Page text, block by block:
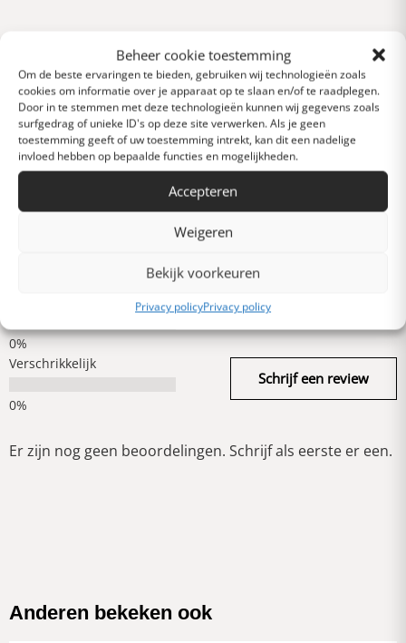
Beheer cookie toestemming
Om de beste ervaringen te bieden, gebruiken wij technologieën zoals
cookies om informatie over je apparaat op te slaan en/of te raadplegen.
Door in te stemmen met deze technologieën kunnen wij gegevens zoals
surfgedrag of unieke ID's op deze site verwerken. Als je geen
toestemming geeft of uw toestemming intrekt, kan dit een nadelige
invloed hebben op bepaalde functies en mogelijkheden.
Accepteren
Weigeren
Bekijk voorkeuren
Privacy policyPrivacy policy
0 van 5 sterren (op
basis van 0 reviews)
Uitstekend
Heel goed
Verschrikkelijk
Schrijf een review
Er zijn nog geen beoordelingen. Schrijf als eerste er een.
Anderen bekeken ook